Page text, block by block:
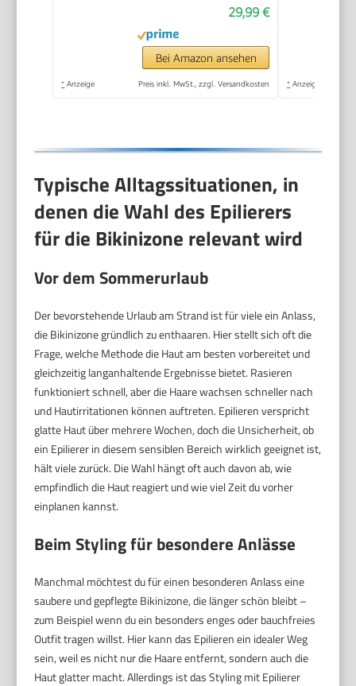
29,99 €
Bei Amazon ansehen
* Anzeige Preis inkl. MwSt., zzgl. Versandkosten * Anzeige
Typische Alltagssituationen, in
denen die Wahl des Epilierers
für die Bikinizone relevant wird
Vor dem Sommerurlaub
Der bevorstehende Urlaub am Strand ist für viele ein Anlass,
die Bikinizone gründlich zu enthaaren. Hier stellt sich oft die
Frage, welche Methode die Haut am besten vorbereitet und
gleichzeitig langanhaltende Ergebnisse bietet. Rasieren
funktioniert schnell, aber die Haare wachsen schneller nach
und Hautirritationen können auftreten. Epilieren verspricht
glatte Haut über mehrere Wochen, doch die Unsicherheit, ob
ein Epilierer in diesem sensiblen Bereich wirklich geeignet ist,
hält viele zurück. Die Wahl hängt oft auch davon ab, wie
empfindlich die Haut reagiert und wie viel Zeit du vorher
einplanen kannst.
Beim Styling für besondere Anlässe
Manchmal möchtest du für einen besonderen Anlass eine
saubere und gepflegte Bikinizone, die länger schön bleibt –
zum Beispiel wenn du ein besonders enges oder bauchfreies
Outfit tragen willst. Hier kann das Epilieren ein idealer Weg
sein, weil es nicht nur die Haare entfernt, sondern auch die
Haut glatter macht. Allerdings ist das Styling mit Epilierer